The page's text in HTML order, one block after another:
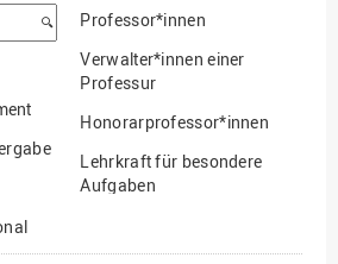
Professor*innen
Verwalter*innen einer
Professur
Honorarprofessor*innen
Lehrkraft für besondere
Aufgaben